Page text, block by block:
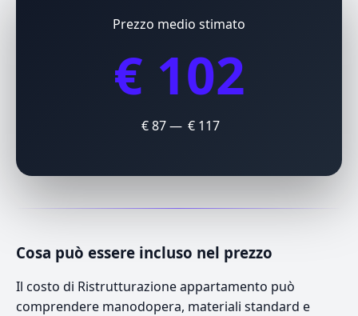
Prezzo medio stimato
€ 102
€ 87 — € 117
Cosa può essere incluso nel prezzo
Il costo di Ristrutturazione appartamento può
comprendere manodopera, materiali standard e